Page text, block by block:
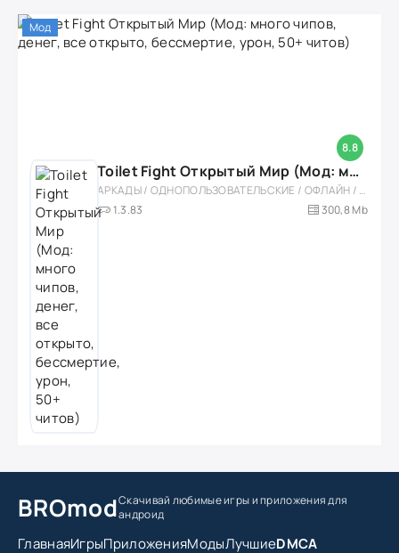
8.8
Мод
Toilet Fight Открытый Мир (Мод: много чипов, денег, все открыто, бессмертие, урон, 50+ читов)
АРКАДЫ / ОДНОПОЛЬЗОВАТЕЛЬСКИЕ / ОФЛАЙН / МОД / РОЛЕВЫЕ / ШУТЕРЫ / ОТКРЫТЫЙ МИР / ВСТРОЕННЫЙ КЕШ / 3D / ЭКШЕНЫ / ТУАЛЕТНЫЕ ВОЙНЫ / ДЛЯ ДЕТЕЙ
1.3.83
300,8 Mb
BROmodСкачивай любимые игрыи приложения для
андроид
ГлавнаяИгрыПриложенияМодыЛучшиеDMCA